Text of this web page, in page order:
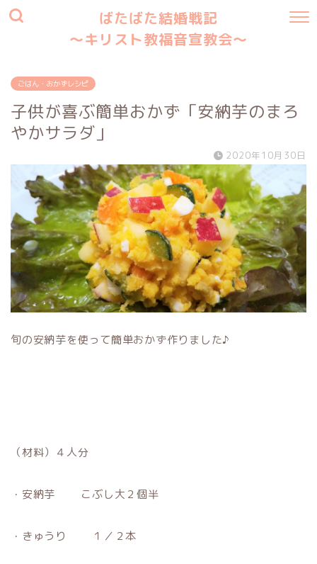
ばたばた結婚戦記
〜キリスト教福音宣教会〜
ごはん・おかずレシピ
子供が喜ぶ簡単おかず「安納芋のまろ
やかサラダ」
2020年10月30日
旬の安納芋を使って簡単おかず作りました♪
（材料）４人分
・安納芋 こぶし大２個半
・きゅうり １／２本